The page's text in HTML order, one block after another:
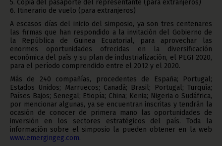
5. Copia del pasaporte del representante (para extranjeros)
6. Itinerario de vuelo (para extranjeros)
A escasos días del inicio del simposio, ya son tres centenares
las firmas que han respondido a la invitación del Gobierno de
la República de Guinea Ecuatorial, para aprovechar las
enormes oportunidades ofrecidas en la diversificación
económica del país y su plan de industrialización, el PEGI 2020,
para el período comprendido entre el 2012 y el 2020.
Más de 240 compañías, procedentes de España; Portugal;
Estados Unidos; Marruecos; Canadá; Brasil; Portugal; Turquía;
Países Bajos; Senegal; Etiopía; China; Kenia; Nigeria o Sudáfrica,
por mencionar algunas, ya se encuentran inscritas y tendrán la
ocasión de conocer de primera mano las oportunidades de
inversión en los sectores estratégicos del país. Toda la
información sobre el simposio la pueden obtener en la web
www.emergingeg.com.